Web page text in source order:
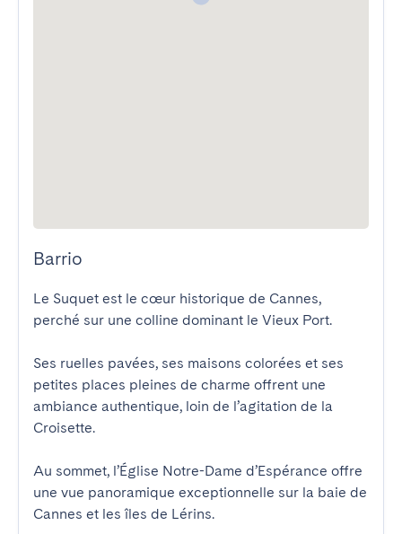
Barrio
Le Suquet est le cœur historique de Cannes,
perché sur une colline dominant le Vieux Port.
Ses ruelles pavées, ses maisons colorées et ses
petites places pleines de charme offrent une
ambiance authentique, loin de l’agitation de la
Croisette.
Au sommet, l’Église Notre-Dame d’Espérance offre
une vue panoramique exceptionnelle sur la baie de
Cannes et les îles de Lérins.